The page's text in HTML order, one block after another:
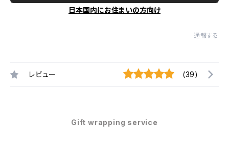
日本国内にお住まいの方向け
通報する
レビュー (39)
Gift wrapping service